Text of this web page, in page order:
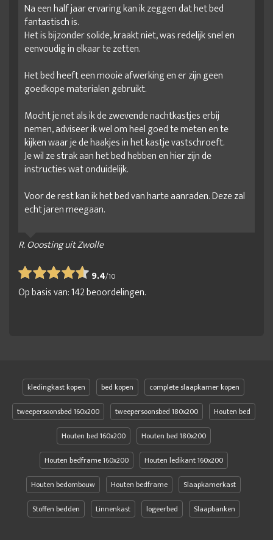
Na een half jaar ervaring kan ik zeggen dat het bed
fantastisch is.
Het is bijzonder solide, kraakt niet, was redelijk snel en
eenvoudig in elkaar te zetten.
Het bed heeft een mooie afwerking en er zijn geen
goedkope materialen gebruikt.
Mocht je net als ik de zwevende nachtkastjes erbij
nemen, adviseer ik wel om heel goed te meten en te
kijken waar je de haakjes in het kastje vastschroeft.
Je wil ze strak aan het bed hebben en hier zijn de
instructies wat onduidelijk.
Voor de rest kan ik het bed van harte aanraden. Deze zal
echt jaren meegaan.
R. Ooosting uit Zwolle
9.4/10
Op basis van:142beoordelingen.
kledingkast kopen bed kopen
complete slaapkamer kopen
tweepersoonsbed 160x200
tweepersoonsbed 180x200
Houten bed
Houten bed 160x200
Houten bed 180x200
Houten bedframe 160x200
Houten ledikant 160x200
Houten bedombouw
Houten bedframe
Slaapkamerkast
Stoffen bedden
Linnenkast logeerbed Slaapbanken